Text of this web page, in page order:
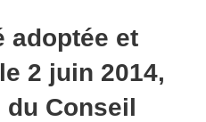
adoptée et
2 juin 2014,
Conseil